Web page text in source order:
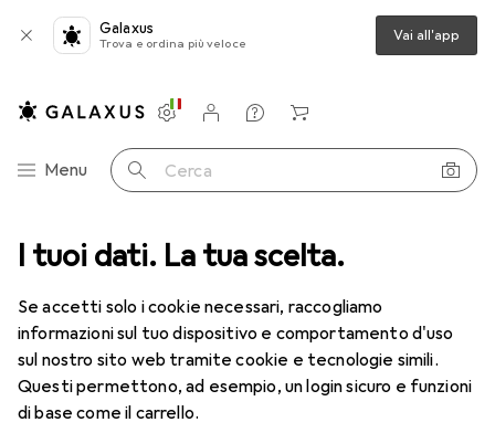
I tuoi dati. La tua scelta.
Se accetti solo i cookie necessari, raccogliamo
informazioni sul tuo dispositivo e comportamento d'uso
sul nostro sito web tramite cookie e tecnologie simili.
Questi permettono, ad esempio, un login sicuro e funzioni
di base come il carrello.
Galaxus
Trova e ordina più veloce Vai all'app
Categoria Navigazione
Menu Cerca
Impostazioni
Conto cliente
Liste di confronto
Liste dei desideri
Carrello
Lenti a contatto Air Optix HydraGlyde per l'astigmatismo 6
1 Immagine
Air Optix HydraGlyde per
EUR
53,58 EUR
8,93/1pz.